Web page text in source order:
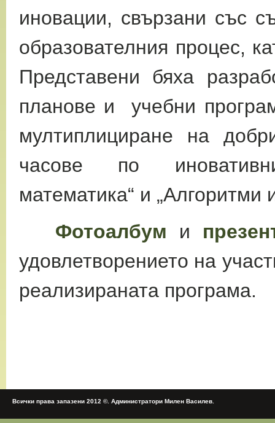
иновации, свързани със
образователния процес,
Представени бяха
планове и учебни
мултиплициране на
часове по
математика“ и „Алгоритми
Фотоалбум и
удовлетворението на
реализираната програма.
Всички права запазени 2012 ©. Администратори Милен Василев.